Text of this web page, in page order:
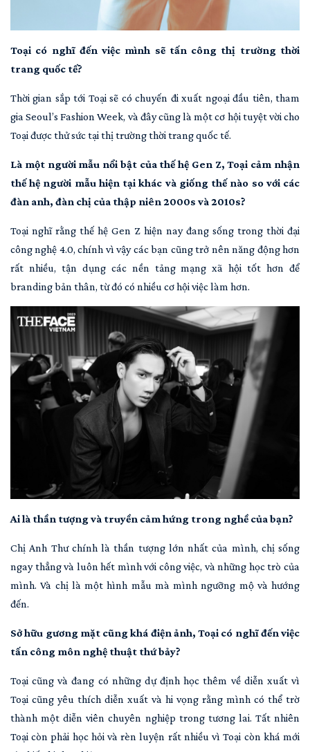
Toại có nghĩ đến việc mình sẽ tấn công thị trường thời
trang quốc tế?
Thời gian sắp tới Toại sẽ có chuyến đi xuất ngoại đầu tiên, tham
gia Seoul’s Fashion Week, và đây cũng là một cơ hội tuyệt vời cho
Toại được thử sức tại thị trường thời trang quốc tế.
Là một người mẫu nổi bật của thế hệ Gen Z, Toại cảm nhận
thế hệ người mẫu hiện tại khác và giống thế nào so với các
đàn anh, đàn chị của thập niên 2000s và 2010s?
Toại nghĩ rằng thế hệ Gen Z hiện nay đang sống trong thời đại
công nghệ 4.0, chính vì vậy các bạn cũng trở nên năng động hơn
rất nhiều, tận dụng các nền tảng mạng xã hội tốt hơn để
branding bản thân, từ đó có nhiều cơ hội việc làm hơn.
Ai là thần tượng và truyền cảm hứng trong nghề của bạn?
Chị Anh Thư chính là thần tượng lớn nhất của mình, chị sống
ngay thẳng và luôn hết mình với công việc, và những học trò của
mình. Và chị là một hình mẫu mà mình ngưỡng mộ và hướng
đến.
Sở hữu gương mặt cũng khá điện ảnh, Toại có nghĩ đến việc
tấn công môn nghệ thuật thứ bảy?
Toại cũng và đang có những dự định học thêm về diễn xuất vì
Toại cũng yêu thích diễn xuất và hi vọng rằng mình có thể trờ
thành một diễn viên chuyên nghiệp trong tương lai. Tất nhiên
Toại còn phải học hỏi và rèn luyện rất nhiều vì Toại còn khá mới